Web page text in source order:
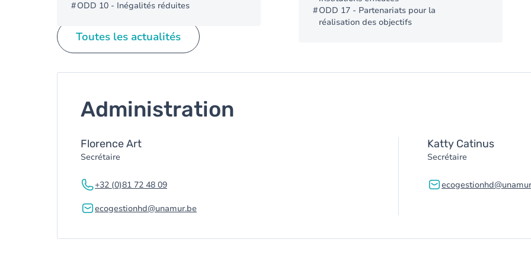
ODD 17 - Partenariats pour la
réalisation des objectifs
ODD 10 - Inégalités réduites
Toutes les actualités
Administration
Florence Art
Secrétaire
+32 (0)81 72 48 09
ecogestionhd@unamur.be
Katty Catinus
Secrétaire